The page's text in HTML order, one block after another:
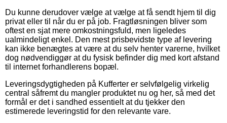
Du kunne derudover vælge at vælge at få sendt hjem til dig
privat eller til når du er på job. Fragtløsningen bliver som
oftest en sjat mere omkostningsfuld, men ligeledes
ualmindeligt enkel. Den mest prisbevidste type af levering
kan ikke benægtes at være at du selv henter varerne, hvilket
dog nødvendiggør at du fysisk befinder dig med kort afstand
til internet forhandlerens bopæl.
Leveringsdygtigheden på Kufferter er selvfølgelig virkelig
central såfremt du mangler produktet nu og her, så med det
formål er det i sandhed essentielt at du tjekker den
estimerede leveringstid for den relevante vare.